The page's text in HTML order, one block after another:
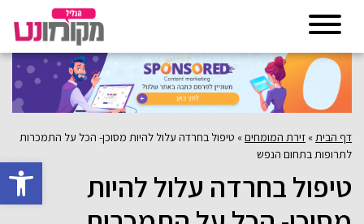
פתח
דף הבית » זירת המומחים» טיפול בחרדה עלול להיות מסוכן- הכל על התמכרות
לתרופות בתחום הנפש
טיפול בחרדה עלול להיות